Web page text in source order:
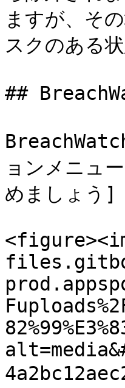
ますが、そ
スクのある
##
ョンメニ
めましょう